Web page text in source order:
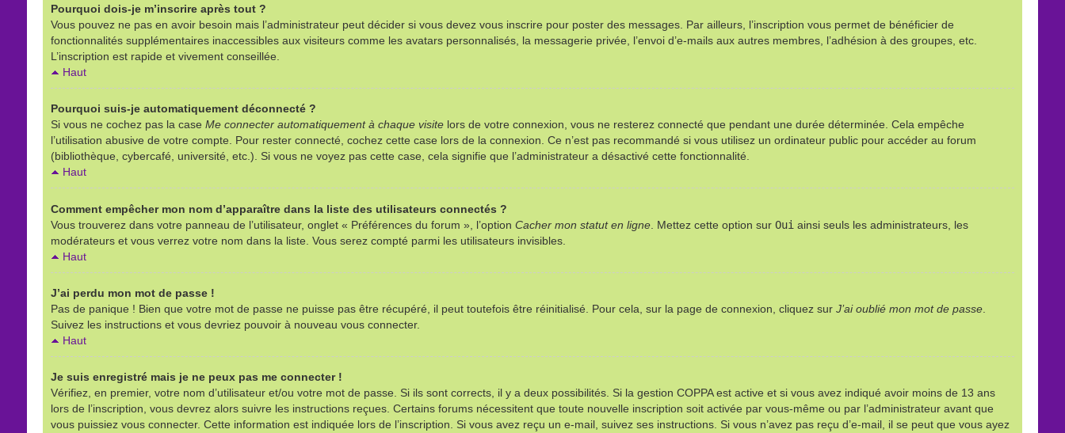
Pourquoi dois-je m’inscrire après tout ?
Vous pouvez ne pas en avoir besoin mais l’administrateur peut décider si vous devez vous inscrire pour poster des messages. Par ailleurs, l’inscription vous permet de bénéficier de
fonctionnalités supplémentaires inaccessibles aux visiteurs comme les avatars personnalisés, la messagerie privée, l’envoi d’e-mails aux autres membres, l’adhésion à des groupes, etc.
L’inscription est rapide et vivement conseillée.
Haut
Pourquoi suis-je automatiquement déconnecté ?
Si vous ne cochez pas la case Me connecter automatiquement à chaque visitelors de votre connexion, vous ne resterez connecté que pendant une durée déterminée. Cela empêche
l’utilisation abusive de votre compte. Pour rester connecté, cochez cette case lors de la connexion. Ce n’est pas recommandé si vous utilisez un ordinateur public pour accéder au forum
(bibliothèque, cybercafé, université, etc.). Si vous ne voyez pas cette case, cela signifie que l’administrateur a désactivé cette fonctionnalité.
Haut
Comment empêcher mon nom d’apparaître dans la liste des utilisateurs connectés ?
Vous trouverez dans votre panneau de l’utilisateur, onglet « Préférences du forum », l’option Cacher mon statut en ligne. Mettez cette option sur Oui ainsi seuls les administrateurs, les
modérateurs et vous verrez votre nom dans la liste. Vous serez compté parmi les utilisateurs invisibles.
Haut
J’ai perdu mon mot de passe !
Pas de panique ! Bien que votre mot de passe ne puisse pas être récupéré, il peut toutefois être réinitialisé. Pour cela, sur la page de connexion, cliquez sur J’ai oublié mon mot de passe.
Suivez les instructions et vous devriez pouvoir à nouveau vous connecter.
Haut
Je suis enregistré mais je ne peux pas me connecter !
Vérifiez, en premier, votre nom d’utilisateur et/ou votre mot de passe. Si ils sont corrects, il y a deux possibilités. Si la gestion COPPA est active et si vous avez indiqué avoir moins de 13 ans
lors de l’inscription, vous devrez alors suivre les instructions reçues. Certains forums nécessitent que toute nouvelle inscription soit activée par vous-même ou par l’administrateur avant que
vous puissiez vous connecter. Cette information est indiquée lors de l’inscription. Si vous avez reçu un e-mail, suivez ses instructions. Si vous n’avez pas reçu d’e-mail, il se peut que vous ayez